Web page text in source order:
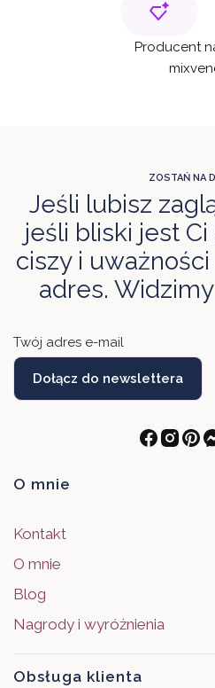
Producent
ZOSTAŃ NA
Jeśli lubisz
jeśli bliski jest
ciszy i
adres.
Twój adres e-mail
Dołącz do newslettera
Linki w stopce
O mnie
Kontakt
O mnie
Blog
Nagrody i wyróżnienia
Obsługa klienta